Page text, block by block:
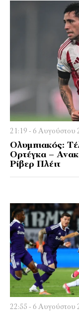
21:19 - 6 Αυγούστου
Ολυμπιακός:
Ορτέγκα –
Ρίβερ Πλέιτ
22:55 - 6 Αυγούστου